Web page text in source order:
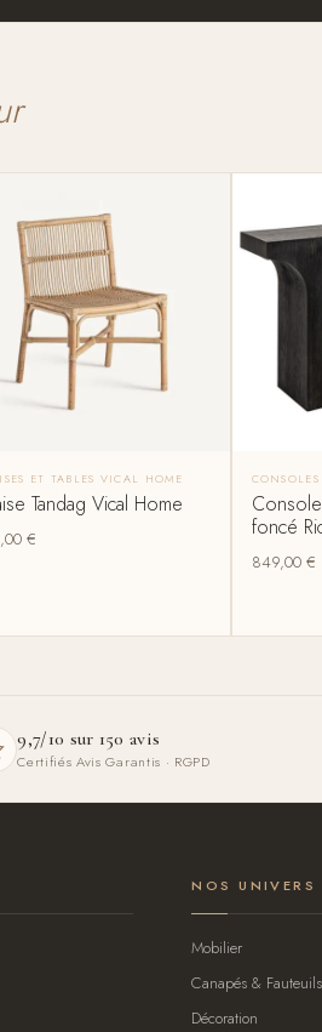
ET TABLES VICAL HOME
Tandag Vical Home
€
foncé
849,00 €
9,7/10 sur 150 avis
Certifiés Avis Garantis · RGPD
NOS UNIVERS
Mobilier
Canapés & Fauteuils
Décoration